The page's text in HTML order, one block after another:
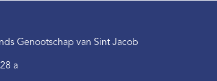
Genootschap van Sint Jacob
a